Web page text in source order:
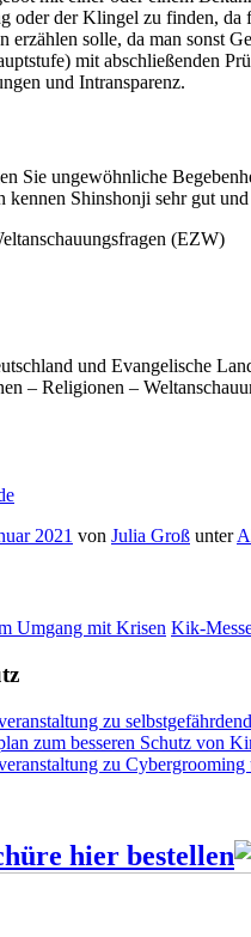
oder der Klingel zu finden, da
erzählen solle, da man sonst
mit abschließenden
und Intransparenz.
Sie ungewöhnliche
kennen Shinshonji sehr gut
(EZW)
und Evangelische
– Religionen –
2021 von Julia Groß unter
Umgang mit Krisen Kik-
zu
zum besseren Schutz von
zu Cybergrooming
hier bestellen